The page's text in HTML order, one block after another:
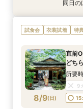
衣装試着 特
8/8(土)
【マ
舞台
所要
衣装試着 特
8/8(土)
《親
から
衣装試着 特
8/8(土)
マイ
験◎
衣装試着 特
8/8(土)
マイ
食×会
衣装試着 特
8/8(土)
マイ
を貸
衣装試着 特
8/8(土)
マイ
食付
特典あり
8/8(土)
【自
×見積
同日の
試食会 衣装試着 特
8/9(日)
直前
どち
所要